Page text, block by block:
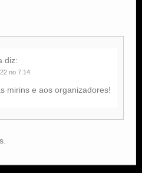
diz:
no 7:14
mirins e aos organizadores!